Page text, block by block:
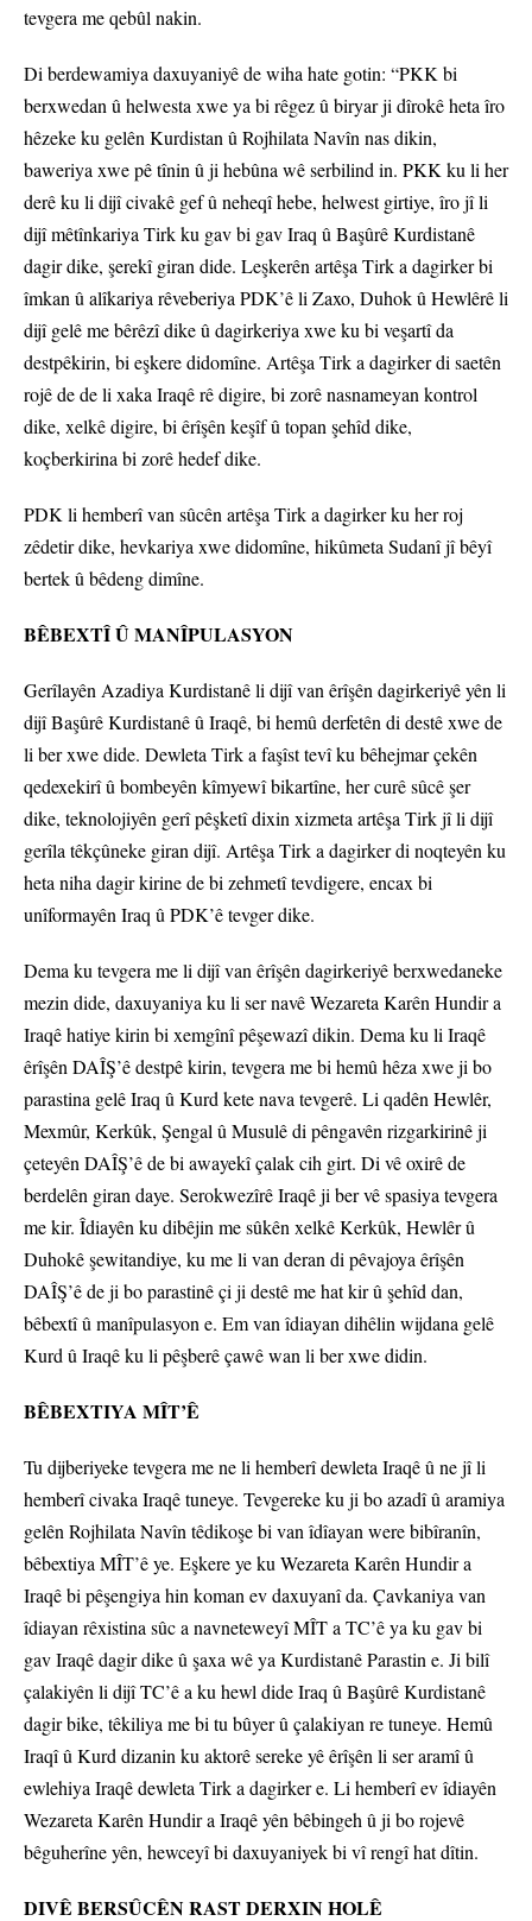
tevgera me qebûl nakin.
Di berdewamiya daxuyaniyê de wiha hate gotin: “PKK bi
berxwedan û helwesta xwe ya bi rêgez û biryar ji dîrokê heta îro
hêzeke ku gelên Kurdistan û Rojhilata Navîn nas dikin,
baweriya xwe pê tînin û ji hebûna wê serbilind in. PKK ku li her
derê ku li dijî civakê gef û neheqî hebe, helwest girtiye, îro jî li
dijî mêtînkariya Tirk ku gav bi gav Iraq û Başûrê Kurdistanê
dagir dike, şerekî giran dide. Leşkerên artêşa Tirk a dagirker bi
îmkan û alîkariya rêveberiya PDK’ê li Zaxo, Duhok û Hewlêrê li
dijî gelê me bêrêzî dike û dagirkeriya xwe ku bi veşartî da
destpêkirin, bi eşkere didomîne. Artêşa Tirk a dagirker di saetên
rojê de de li xaka Iraqê rê digire, bi zorê nasnameyan kontrol
dike, xelkê digire, bi êrîşên keşîf û topan şehîd dike,
koçberkirina bi zorê hedef dike.
PDK li hemberî van sûcên artêşa Tirk a dagirker ku her roj
zêdetir dike, hevkariya xwe didomîne, hikûmeta Sudanî jî bêyî
bertek û bêdeng dimîne.
BÊBEXTÎ Û MANÎPULASYON
Gerîlayên Azadiya Kurdistanê li dijî van êrîşên dagirkeriyê yên li
dijî Başûrê Kurdistanê û Iraqê, bi hemû derfetên di destê xwe de
li ber xwe dide. Dewleta Tirk a faşîst tevî ku bêhejmar çekên
qedexekirî û bombeyên kîmyewî bikartîne, her curê sûcê şer
dike, teknolojiyên gerî pêşketî dixin xizmeta artêşa Tirk jî li dijî
gerîla têkçûneke giran dijî. Artêşa Tirk a dagirker di noqteyên ku
heta niha dagir kirine de bi zehmetî tevdigere, encax bi
unîformayên Iraq û PDK’ê tevger dike.
Dema ku tevgera me li dijî van êrîşên dagirkeriyê berxwedaneke
mezin dide, daxuyaniya ku li ser navê Wezareta Karên Hundir a
Iraqê hatiye kirin bi xemgînî pêşewazî dikin. Dema ku li Iraqê
êrîşên DAÎŞ’ê destpê kirin, tevgera me bi hemû hêza xwe ji bo
parastina gelê Iraq û Kurd kete nava tevgerê. Li qadên Hewlêr,
Mexmûr, Kerkûk, Şengal û Musulê di pêngavên rizgarkirinê ji
çeteyên DAÎŞ’ê de bi awayekî çalak cih girt. Di vê oxirê de
berdelên giran daye. Serokwezîrê Iraqê ji ber vê spasiya tevgera
me kir. Îdiayên ku dibêjin me sûkên xelkê Kerkûk, Hewlêr û
Duhokê şewitandiye, ku me li van deran di pêvajoya êrîşên
DAÎŞ’ê de ji bo parastinê çi ji destê me hat kir û şehîd dan,
bêbextî û manîpulasyon e. Em van îdiayan dihêlin wijdana gelê
Kurd û Iraqê ku li pêşberê çawê wan li ber xwe didin.
BÊBEXTIYA MÎT’Ê
Tu dijberiyeke tevgera me ne li hemberî dewleta Iraqê û ne jî li
hemberî civaka Iraqê tuneye. Tevgereke ku ji bo azadî û aramiya
gelên Rojhilata Navîn têdikoşe bi van îdîayan were bibîranîn,
bêbextiya MÎT’ê ye. Eşkere ye ku Wezareta Karên Hundir a
Iraqê bi pêşengiya hin koman ev daxuyanî da. Çavkaniya van
îdiayan rêxistina sûc a navneteweyî MÎT a TC’ê ya ku gav bi
gav Iraqê dagir dike û şaxa wê ya Kurdistanê Parastin e. Ji bilî
çalakiyên li dijî TC’ê a ku hewl dide Iraq û Başûrê Kurdistanê
dagir bike, têkiliya me bi tu bûyer û çalakiyan re tuneye. Hemû
Iraqî û Kurd dizanin ku aktorê sereke yê êrîşên li ser aramî û
ewlehiya Iraqê dewleta Tirk a dagirker e. Li hemberî ev îdiayên
Wezareta Karên Hundir a Iraqê yên bêbingeh û ji bo rojevê
bêguherîne yên, hewceyî bi daxuyaniyek bi vî rengî hat dîtin.
DIVÊ BERSÛCÊN RAST DERXIN HOLÊ